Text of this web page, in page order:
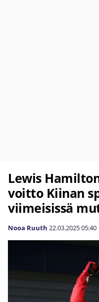
Lewis
voitto Kiinan
viimeisissä
Nooa Ruuth 22.03.202505:40